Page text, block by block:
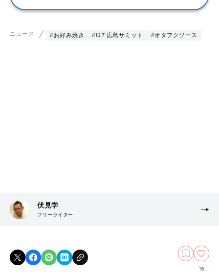
ニュース #お好み焼き #G７広島サミット #オタフクソース
伏見学
フリーライター
15